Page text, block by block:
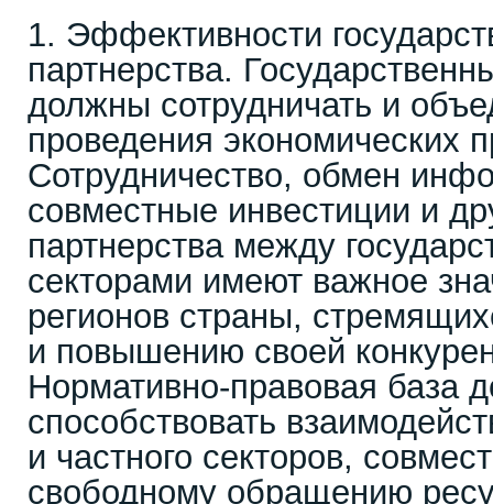
1. Эффективности
партнерства.
должны сотрудничать и
проведения экономических
Сотрудничество, обмен
совместные инвестиции и
партнерства между
секторами имеют важное
регионов страны,
и повышению своей
Нормативно-правовая база
способствовать
и частного секторов,
свободному обращению